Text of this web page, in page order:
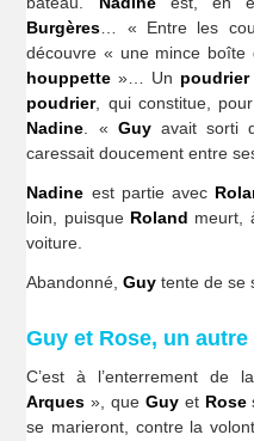
Burgères… « Entre les
découvre « une mince boîte
houppette »… Un poudrier
poudrier, qui constitue,
Nadine. « Guyavait sorti
caressait doucement entre
Nadine est partie avec
loin, puisque Roland meurt,
voiture.
Abandonné,Guy tente de se
Guy et Rose, un
C’est à l’enterrement de
Arques », que Guyet Rose
se marieront, contre la